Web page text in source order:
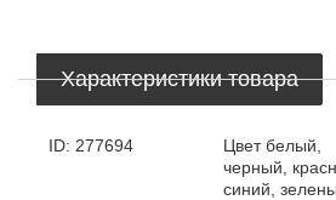
Характеристики товара
ID: 277694 Цветбелый,
черный,
синий,